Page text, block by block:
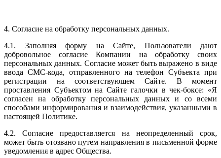
4. Согласие на обработку персональных данных.
4.1. Заполняя форму на Сайте, Пользователи дают
добровольное согласие Компании на обработку своих
персональных данных. Согласие может быть выражено в виде
ввода СМС-кода, отправленного на телефон Субъекта при
регистрации на соответствующем Сайте. В момент
проставления Субъектом на Сайте галочки в чек-боксе: «Я
согласен на обработку персональных данных и со всеми
способами информирования и взаимодействия, указанными в
настоящей Политике.
4.2. Согласие предоставляется на неопределенный срок,
может быть отозвано путем направления в письменной форме
уведомления в адрес Общества.